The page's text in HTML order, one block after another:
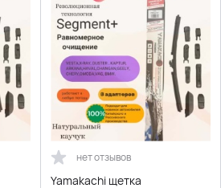
нет отзывов
Yamakachi щетка